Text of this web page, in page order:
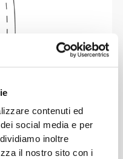
contenuti ed
social media e per
inoltre
il nostro sito con i
La tua vestibilità
casual.